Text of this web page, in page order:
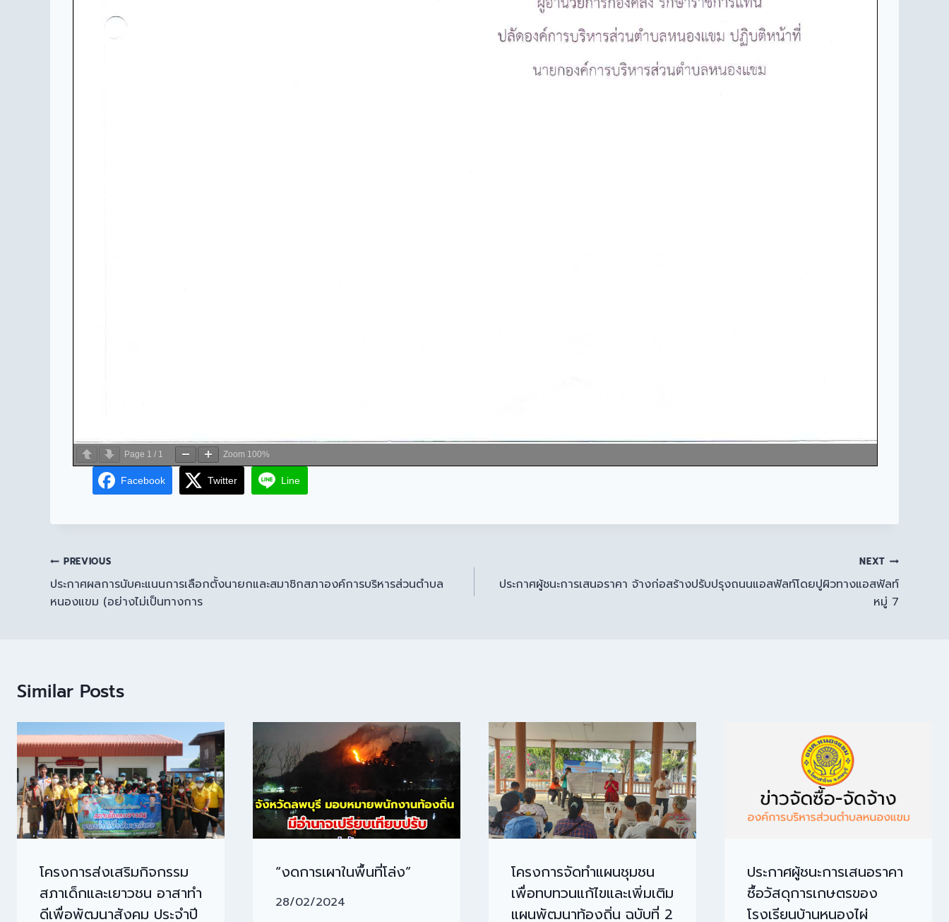
Page 1 / 1 Zoom 100%
Facebook Twitter Line
PREVIOUS
ประกาศผลการนับคะแนนการเลือกตั้งนายกและสมาชิกสภาองค์การบริหารส่วนตำบล
หนองแขม (อย่างไม่เป็นทางการ
NEXT
ประกาศผู้ชนะการเสนอราคา จ้างก่อสร้างปรับปรุงถนนแอสฟัลท์โดยปูผิวทางแอสฟัลท์
หมู่ 7
Similar Posts
โครงการส่งเสริมกิจกรรม
สภาเด็กและเยาวชน อาสาทำ
ดีเพื่อพัฒนาสังคม ประจำปี
“งดการเผาในพื้นที่โล่ง”
28/02/2024
โครงการจัดทำแผนชุมชน
เพื่อทบทวนแก้ไขและเพิ่มเติม
แผนพัฒนาท้องถิ่น ฉบับที่ 2
ประกาศผู้ชนะการเสนอราคา
ซื้อวัสดุการเกษตรของ
โรงเรียนบ้านหนองไผ่